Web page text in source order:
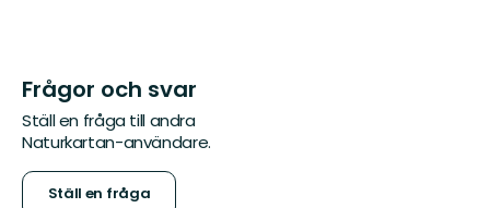
Frågor och svar
Ställ en fråga till andra
Naturkartan-användare.
Ställ en fråga